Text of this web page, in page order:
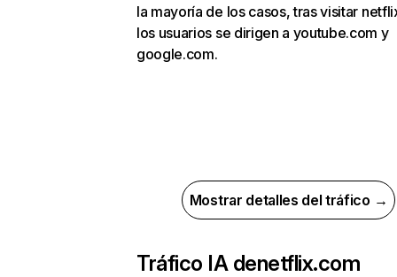
la mayoría de los casos, tras visitar
los usuarios se dirigen a youtube.com y
google.com.
Mostrar detalles del tráfico →
Tráfico IA denetflix.com